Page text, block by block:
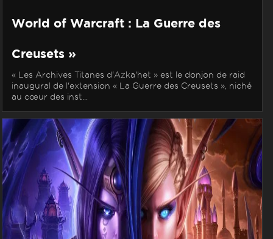
World of Warcraft : La Guerre des
Creusets »
« Les Archives Titanes d'Azka'het » est le donjon de raid
inaugural de l'extension « La Guerre des Creusets », niché
au cœur des inst...